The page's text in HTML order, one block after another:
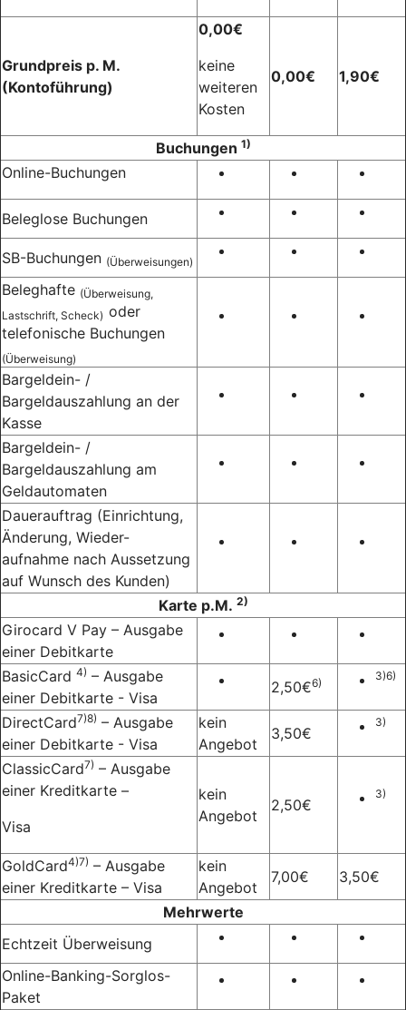
Grundpreis p. M.
(Kontoführung)
0,00€
keine
weiteren
Kosten
0,00€ 1,90€
Buchungen 1)
Online-Buchungen
Beleglose Buchungen
SB-Buchungen (Überweisungen)
Beleghafte (Überweisung,
Lastschrift, Scheck) oder
telefonische Buchungen
(Überweisung)
Bargeldein- /
Bargeldauszahlung an der
Kasse
Bargeldein- /
Bargeldauszahlung am
Geldautomaten
Dauerauftrag (Einrichtung,
Änderung, Wieder-
aufnahme nach Aussetzung
auf Wunsch des Kunden)
Karte p.M. 2)
Girocard V Pay – Ausgabe
einer Debitkarte
BasicCard 4) – Ausgabe
einer Debitkarte - Visa
2,50€6)
3)6)
DirectCard7)8) – Ausgabe
einer Debitkarte - Visa
kein
Angebot
3,50€
3)
ClassicCard7) – Ausgabe
einer Kreditkarte –
Visa
kein
Angebot
2,50€
3)
GoldCard4)7) – Ausgabe
einer Kreditkarte – Visa
kein
Angebot
7,00€
3,50€
Mehrwerte
Echtzeit Überweisung
Online-Banking-Sorglos-
Paket